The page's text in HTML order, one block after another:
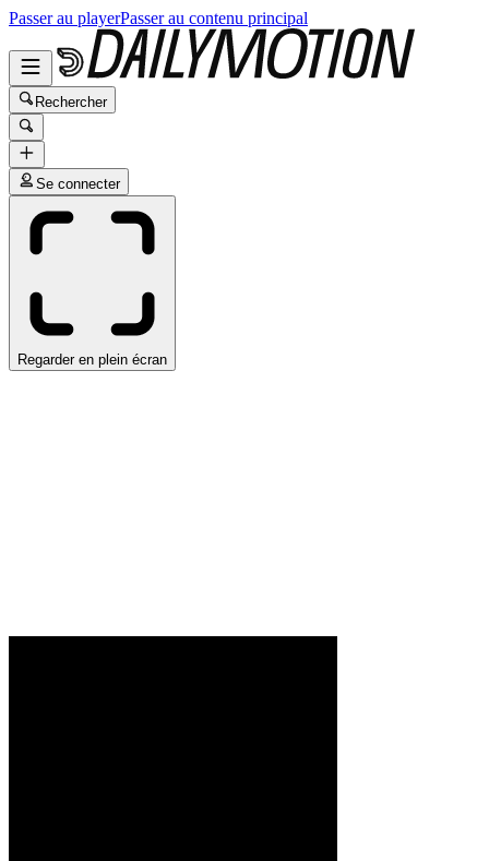
Passer au playerPasser au contenu principal
Rechercher
Se connecter
Regarder en plein écran